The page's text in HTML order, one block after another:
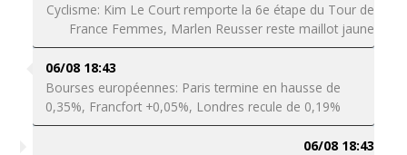
Cyclisme: Kim Le Court remporte la 6e étape du Tour de
France Femmes, Marlen Reusser reste maillot jaune
06/08 18:43
Bourses européennes: Paris termine en hausse de
0,35%, Francfort +0,05%, Londres recule de 0,19%
06/08 18:43